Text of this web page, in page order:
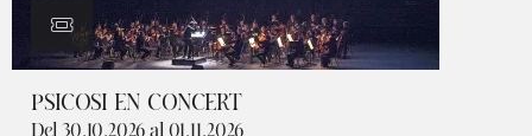
PSICOSI EN CONCERT
Del 30.10.2026 al 01.11.2026